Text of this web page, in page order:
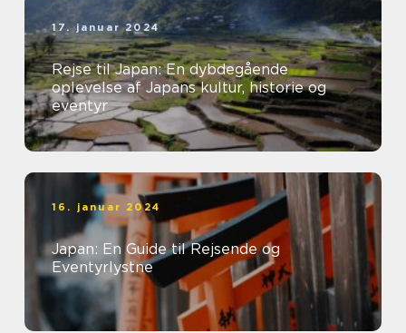
17. januar 2024
Rejse til Japan: En dybdegående
oplevelse af Japans kultur, historie og
eventyr
16. januar 2024
Japan: En Guide til Rejsende og
Eventyrlystne